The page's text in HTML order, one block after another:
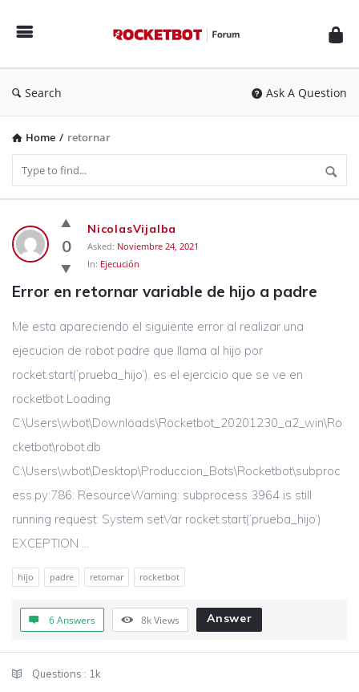
Forum
Search Ask A Question
Home / retornar
Rocketbot
Forum
Latest
Questions
0
NicolasVijalba
Asked: Noviembre 24, 2021
In: Ejecución
Error en retornar variable de hijo a padre
Me esta apareciendo el siguiente error al realizar una
ejecucion de robot padre que llama al hijo por
rocket.start(‘prueba_hijo’), es el ejercicio que se ve en
rocketbot Loading
C:\Users\wbot\Downloads\Rocketbot_20201230_a2_win\Ro
cketbot\robot.db
C:\Users\wbot\Desktop\Produccion_Bots\Rocketbot\subproc
ess.py:786: ResourceWarning: subprocess 3964 is still
running request: System setVar rocket.start(‘prueba_hijo’)
EXCEPTION ...
hijo padre retornar rocketbot
6 Answers 8kViews Answer
StatsQuestions : 1k